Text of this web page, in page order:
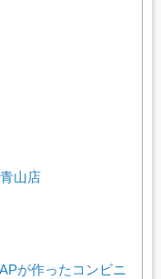
山店
が作ったコンビニ